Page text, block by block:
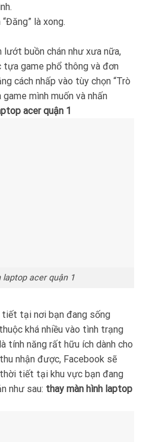
là xong.
buồn chán như xưa nữa,
tựa game phổ thông và đơn
cách nhấp vào tùy chọn “Trò
mình muốn và nhấn
acer quận 1
laptop acer quận 1
tiết tại nơi bạn đang sống
khá nhiều vào tình trạng
tính năng rất hữu ích dành cho
nhận được, Facebook sẽ
tiết tại khu vực bạn đang
như sau: thay màn hình laptop